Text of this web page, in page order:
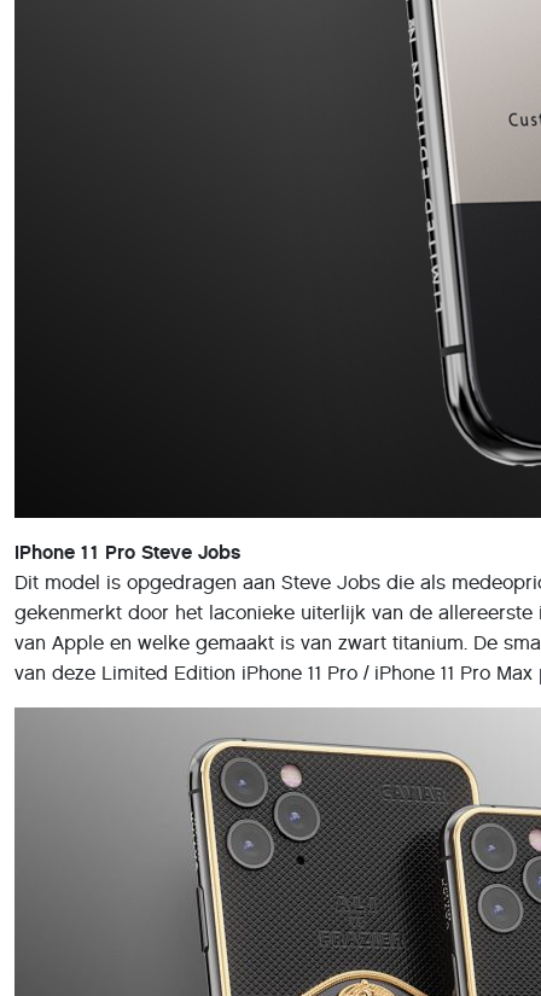
iPhone 11 Pro Steve Jobs
Dit model is opgedragen aan Steve Jobs die als
gekenmerkt door het laconieke uiterlijk van de
van Apple en welke gemaakt is van zwart titanium. De
van deze Limited Edition iPhone 11 Pro / iPhone 11 Pro